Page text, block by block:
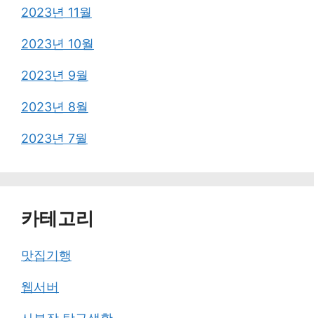
2023년 11월
2023년 10월
2023년 9월
2023년 8월
2023년 7월
카테고리
맛집기행
웹서버